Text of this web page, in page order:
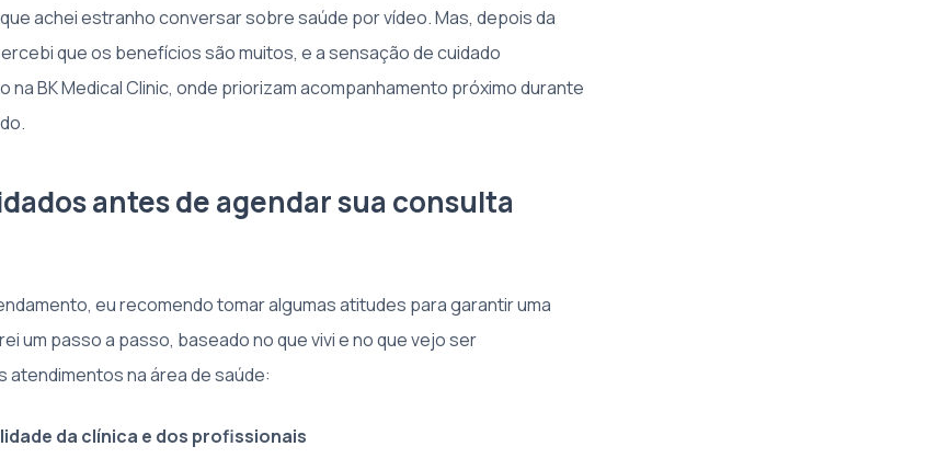
achei estranho conversar sobre saúde por vídeo. Mas, depois da
que os benefícios são muitos, e a sensação de cuidado
BK Medical Clinic, onde priorizam acompanhamento próximo durante
antes de agendar sua consulta
eu recomendo tomar algumas atitudes para garantir uma
um passo a passo, baseado no que vivi e no que vejo ser
atendimentos na área de saúde:
da clínica e dos profissionais